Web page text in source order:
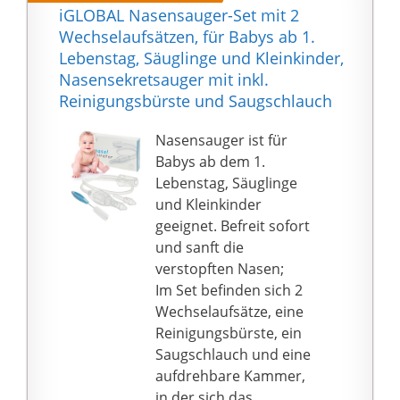
ist eine Möglichkeit, auf
die Gesundheit der
Nasenhöhle des Babys
zu achten.
★【Drei Saugstärken】:
Es gibt drei
Saugstärken: schwach,
mittel und stark. Wir
können die
entsprechende Stärke
entsprechend dem
Alter des Babys und der
Weichheit der
Nasenhöhle
verwenden. Gleichzeitig
können
unterschiedliche
Intensitäten
entsprechend den
iGLOBAL Nasensauger-Set mit 2
Wechselaufsätzen, für Babys ab 1.
Lebenstag, Säuglinge und Kleinkinder,
Nasensekretsauger mit inkl.
Reinigungsbürste und Saugschlauch
Nasensauger ist für
Babys ab dem 1.
Lebenstag, Säuglinge
und Kleinkinder
geeignet. Befreit sofort
und sanft die
verstopften Nasen;
Im Set befinden sich 2
Wechselaufsätze, eine
Reinigungsbürste, ein
Saugschlauch und eine
aufdrehbare Kammer,